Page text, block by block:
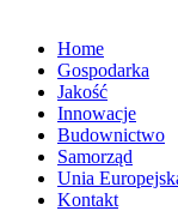
Home
Gospodarka
Jakość
Innowacje
Budownictwo
Samorząd
Unia
Kontakt